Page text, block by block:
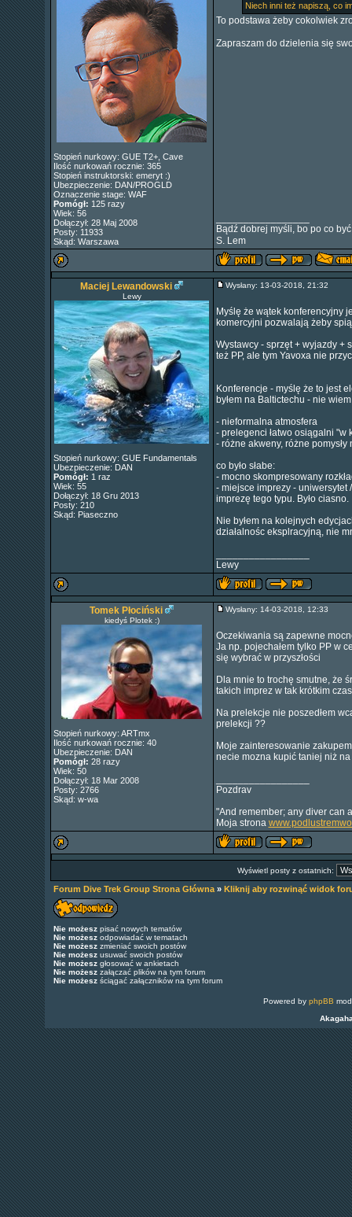
Stopień nurkowy: GUE T2+, Cave
Ilość nurkowań rocznie: 365
Stopień instruktorski: emeryt :)
Ubezpieczenie: DAN/PROGLD
Oznaczenie stage: WAF
Pomógł: 125 razy
Wiek: 56
Dołączył: 28 Maj 2008
Posty: 11933
Skąd: Warszawa
Niech inni też napiszą, co
To podstawa żeby cokolwiek
Zapraszam do dzielenia się
Bądź dobrej myśli, bo po co
S. Lem
Maciej Lewandowski
Lewy
Stopień nurkowy: GUE Fundamentals
Ubezpieczenie: DAN
Pomógł: 1 raz
Wiek: 55
Dołączył: 18 Gru 2013
Posty: 210
Skąd: Piaseczno
Wysłany: 13-03-2018, 21:32
Myślę że wątek konferencyjny
komercyjni pozwalają żeby
Wystawcy - sprzęt + wyjazdy +
też PP, ale tym Yavoxa nie
Konferencje - myślę że to jest
byłem na Baltictechu - nie
- nieformalna atmosfera
- prelegenci łatwo osiągalni "w
- różne akweny, różne
co było słabe:
- mocno skompresowany
- miejsce imprezy -
imprezę tego typu. Było ciasno.
Nie byłem na kolejnych
działalnośc eksplracyjną, nie
Lewy
Tomek Płociński
kiedyś Plotek :)
Stopień nurkowy: ARTmx
Ilość nurkowań rocznie: 40
Ubezpieczenie: DAN
Pomógł: 28 razy
Wiek: 50
Dołączył: 18 Mar 2008
Posty: 2766
Skąd: w-wa
Wysłany: 14-03-2018, 12:33
Oczekiwania są zapewne
Ja np. pojechałem tylko PP w
się wybrać w przyszłości
Dla mnie to trochę smutne, że
takich imprez w tak krótkim
Na prelekcje nie poszedłem
prelekcji ??
Moje zainteresowanie
necie mozna kupić taniej niż
Pozdrav
"And remember; any diver can
Moja strona
Wyświetl posty z ostatnich:
Forum Dive Trek Group Strona Główna» Kliknij aby rozwinąć widok
Nie możeszpisać nowych tematów
Nie możeszodpowiadać w tematach
Nie możeszzmieniać swoich postów
Nie możeszusuwać swoich postów
Nie możeszgłosować w ankietach
Nie możeszzałączać plików na tym forum
Nie możeszściągać załączników na tym forum
Powered by phpBB